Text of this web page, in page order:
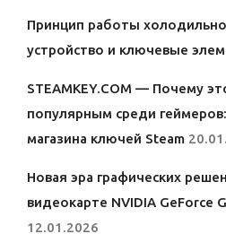
Принцип работы
устройство и ключевые
STEAMKEY.COM — Почему
популярным среди
магазина ключей Steam
Новая эра графических
видеокарте NVIDIA GeForce
12.01.2026